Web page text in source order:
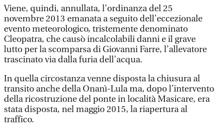
Viene, quindi, annullata, l’ordinanza del 25
novembre 2013 emanata a seguito dell’eccezionale
evento meteorologico, tristemente denominato
Cleopatra, che causò incalcolabili danni e il grave
lutto per la scomparsa di Giovanni Farre, l’allevatore
trascinato via dalla furia dell’acqua.
In quella circostanza venne disposta la chiusura al
transito anche della Onanì-Lula ma, dopo l’intervento
della ricostruzione del ponte in località Masicare, era
stata disposta, nel maggio 2015, la riapertura al
traffico.